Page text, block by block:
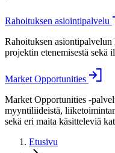
Rahoituksen asiointipalvelu
Rahoituksen asiontipalvelun
projektin etenemisestä sekä
Market Opportunities
Market Opportunities -
myyntiliideistä,
sekä eri maita käsitteleviä
Etusivu